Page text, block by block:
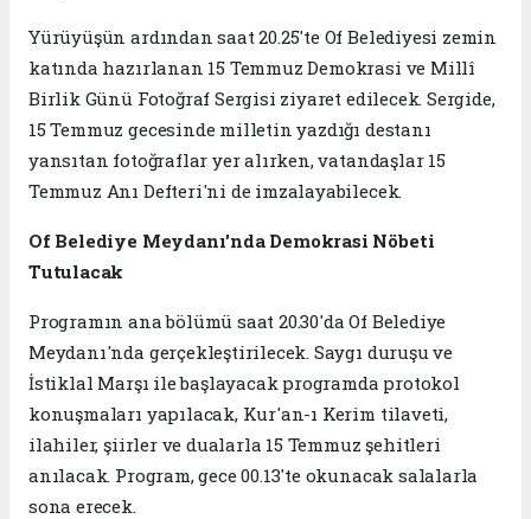
Yürüyüşün ardından saat 20.25'te Of Belediyesi zemin
katında hazırlanan 15 Temmuz Demokrasi ve Millî
Birlik Günü Fotoğraf Sergisi ziyaret edilecek. Sergide,
15 Temmuz gecesinde milletin yazdığı destanı
yansıtan fotoğraflar yer alırken, vatandaşlar 15
Temmuz Anı Defteri'ni de imzalayabilecek.
Of Belediye Meydanı'nda Demokrasi Nöbeti
Tutulacak
Programın ana bölümü saat 20.30'da Of Belediye
Meydanı'nda gerçekleştirilecek. Saygı duruşu ve
İstiklal Marşı ile başlayacak programda protokol
konuşmaları yapılacak, Kur'an-ı Kerim tilaveti,
ilahiler, şiirler ve dualarla 15 Temmuz şehitleri
anılacak. Program, gece 00.13'te okunacak salalarla
sona erecek.